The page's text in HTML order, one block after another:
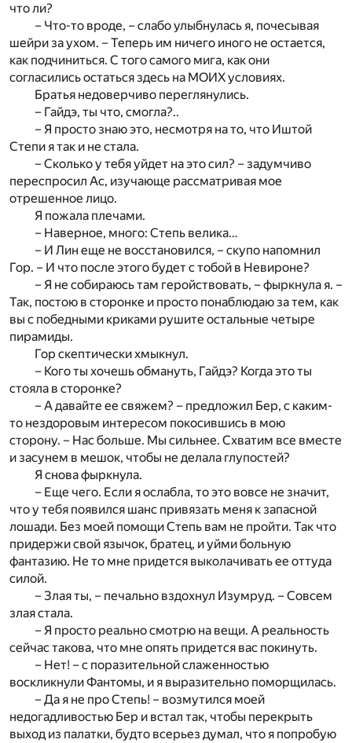
что ли?
– Что-то вроде, – слабо улыбнулась я, почесывая
шейри за ухом. – Теперь им ничего иного не остается,
как подчиниться. С того самого мига, как они
согласились остаться здесь на МОИХ условиях.
Братья недоверчиво переглянулись.
– Гайдэ, ты что, смогла?..
– Я просто знаю это, несмотря на то, что Иштой
Степи я так и не стала.
– Сколько у тебя уйдет на это сил? – задумчиво
переспросил Ас, изучающе рассматривая мое
отрешенное лицо.
Я пожала плечами.
– Наверное, много: Степь велика…
– И Лин еще не восстановился, – скупо напомнил
Гор. – И что после этого будет с тобой в Невироне?
– Я не собираюсь там геройствовать, – фыркнула я. –
Так, постою в сторонке и просто понаблюдаю за тем, как
вы с победными криками рушите остальные четыре
пирамиды.
Гор скептически хмыкнул.
– Кого ты хочешь обмануть, Гайдэ? Когда это ты
стояла в сторонке?
– А давайте ее свяжем? – предложил Бер, с каким-
то нездоровым интересом покосившись в мою
сторону. – Нас больше. Мы сильнее. Схватим все вместе
и засунем в мешок, чтобы не делала глупостей?
Я снова фыркнула.
– Еще чего. Если я ослабла, то это вовсе не значит,
что у тебя появился шанс привязать меня к запасной
лошади. Без моей помощи Степь вам не пройти. Так что
придержи свой язычок, братец, и уйми больную
фантазию. Не то мне придется выколачивать ее оттуда
силой.
– Злая ты, – печально вздохнул Изумруд. – Совсем
злая стала.
– Я просто реально смотрю на вещи. А реальность
сейчас такова, что мне опять придется вас покинуть.
– Нет! – с поразительной слаженностью
воскликнули Фантомы, и я выразительно поморщилась.
– Да я не про Степь! – возмутился моей
недогадливостью Бер и встал так, чтобы перекрыть
выход из палатки, будто всерьез думал, что я попробую